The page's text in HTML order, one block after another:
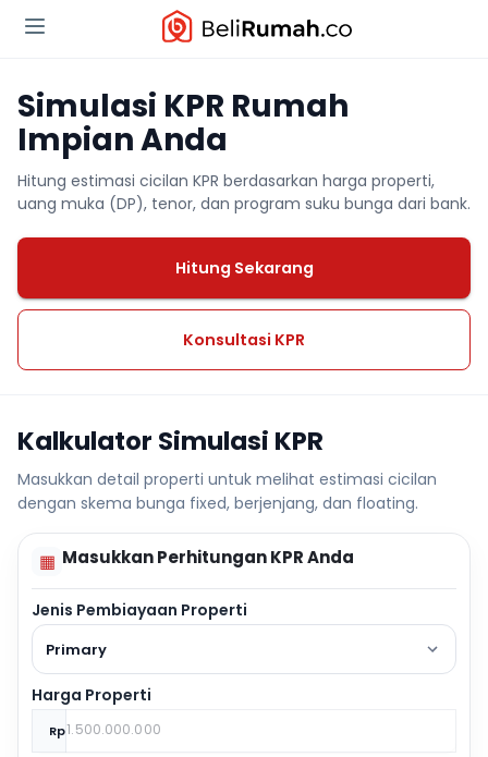
Simulasi KPR Rumah
Impian Anda
Hitung estimasi cicilan KPR berdasarkan harga properti,
uang muka (DP), tenor, dan program suku bunga dari bank.
Hitung Sekarang
Konsultasi KPR
Kalkulator Simulasi KPR
Masukkan detail properti untuk melihat estimasi cicilan
dengan skema bunga fixed, berjenjang, dan floating.
▦ Masukkan Perhitungan KPR Anda
Jenis Pembiayaan Properti
Primary
Harga Properti
Rp